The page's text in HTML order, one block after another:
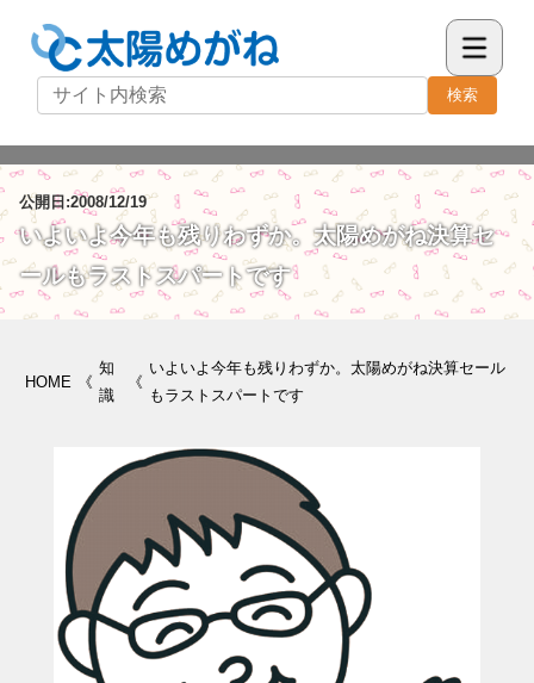
検索
公開日:2008/12/19
いよいよ今年も残りわずか。太陽めがね決算セ
ールもラストスパートです
HOME 《
知
識
《
いよいよ今年も残りわずか。太陽めがね決算セール
もラストスパートです